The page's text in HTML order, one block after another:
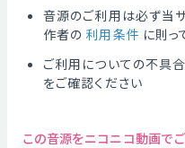
音源のご利用は必ず当
作者の 利用条件 に則っ
ご利用についての不具
をご確認ください
この音源をニコニコ動画で